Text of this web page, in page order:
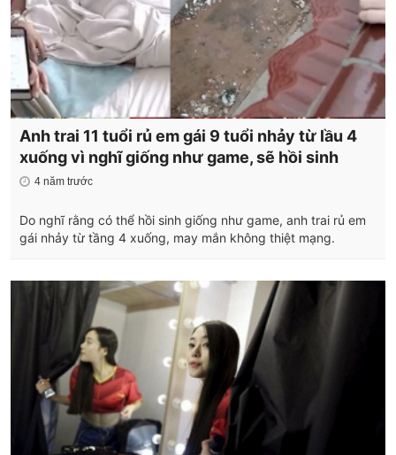
Anh trai 11 tuổi rủ em gái 9 tuổi nhảy từ lầu 4
xuống vì nghĩ giống như game, sẽ hồi sinh
4 năm trước
Do nghĩ rằng có thể hồi sinh giống như game, anh trai rủ em
gái nhảy từ tầng 4 xuống, may mắn không thiệt mạng.